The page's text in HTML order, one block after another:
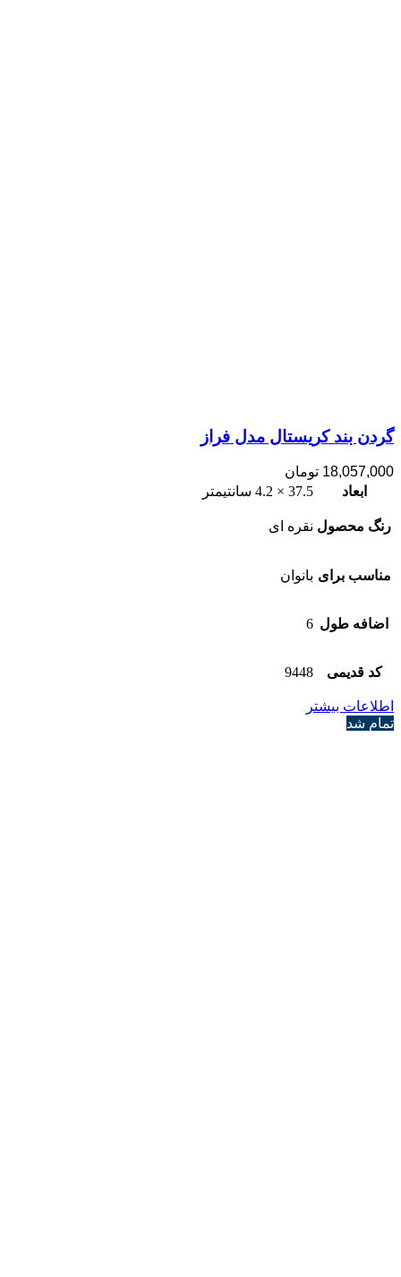
گردن بند کریستال مدل فراز
18,057,000 تومان
ابعاد
37.5 × 4.2 سانتیمتر
رنگ محصول نقره ای
مناسب برای بانوان
اضافه طول 6
کد قدیمی 9448
اطلاعات بیشتر
تمام شد